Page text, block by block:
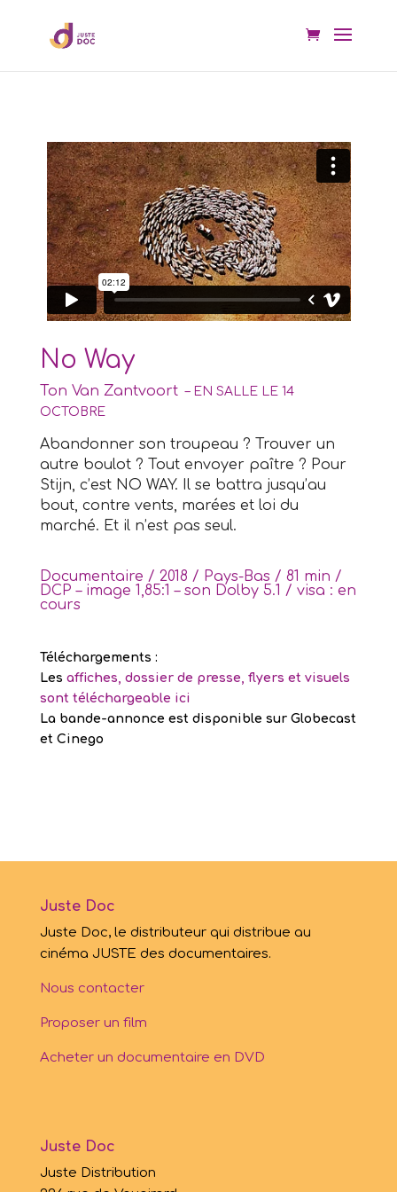
No Way
Ton Van Zantvoort– EN SALLE LE 14
OCTOBRE
Abandonner son troupeau ? Trouver un
autre boulot ? Tout envoyer paître ? Pour
Stijn, c’est NO WAY. Il se battra jusqu’au
bout, contre vents, marées et loi du
marché. Et il n’est pas seul.
Documentaire / 2018 / Pays-Bas / 81 min /
DCP – image 1,85:1 – son Dolby 5.1 / visa : en
cours
Téléchargements :
Les affiches, dossier de presse, flyers et visuels
sont téléchargeable ici
La bande-annonce est disponible sur Globecast
et Cinego
Juste Doc
Juste Doc, le distributeur qui distribue au
cinéma JUSTE des documentaires.
Nous contacter
Proposer un film
Acheter un documentaire en DVD
Juste Doc
Juste Distribution